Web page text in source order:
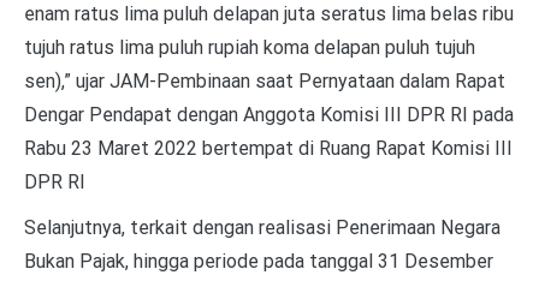
enam ratus lima puluh delapan juta seratus lima belas ribu
tujuh ratus lima puluh rupiah koma delapan puluh tujuh
sen),” ujar JAM-Pembinaan saat Pernyataan dalam Rapat
Dengar Pendapat dengan Anggota Komisi III DPR RI pada
Rabu 23 Maret 2022 bertempat di Ruang Rapat Komisi III
DPR RI
Selanjutnya, terkait dengan realisasi Penerimaan Negara
Bukan Pajak, hingga periode pada tanggal 31 Desember